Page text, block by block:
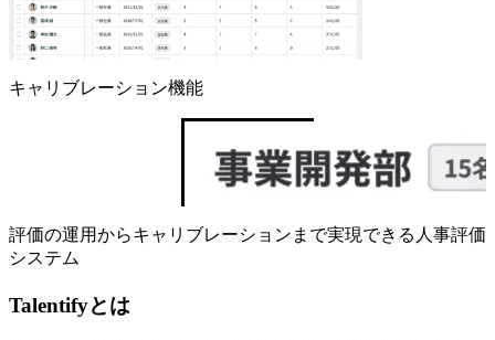
キャリブレーション機能
評価の運用からキャリブレーションまで実現できる人事評価
システム
Talentifyとは